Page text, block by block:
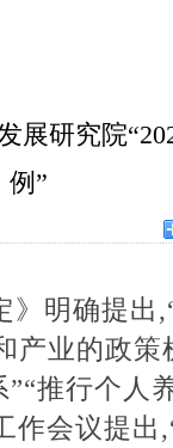
展研究院
例”
》明确提出
产业的政策
推行个人
作会议提出